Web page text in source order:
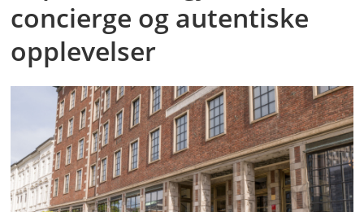
concierge og autentiske
opplevelser